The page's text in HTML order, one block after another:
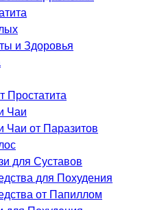
и Здоровья
Простатита
Чаи
от Паразитов
для Суставов
для Похудения
от Папиллом